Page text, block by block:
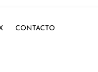
CONTACTO